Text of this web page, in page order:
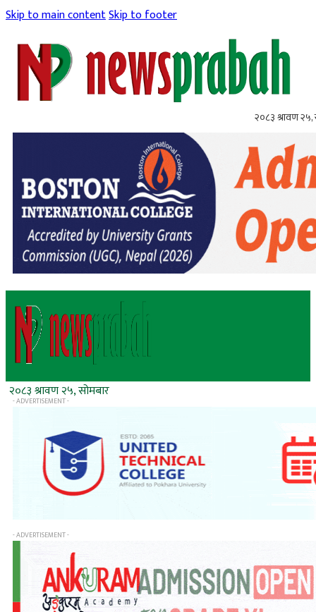
Skip to main contentSkip to footer
२०८३ श्रावण २५,
२०८३ श्रावण २५, सोमबार
- ADVERTISEMENT -
- ADVERTISEMENT -